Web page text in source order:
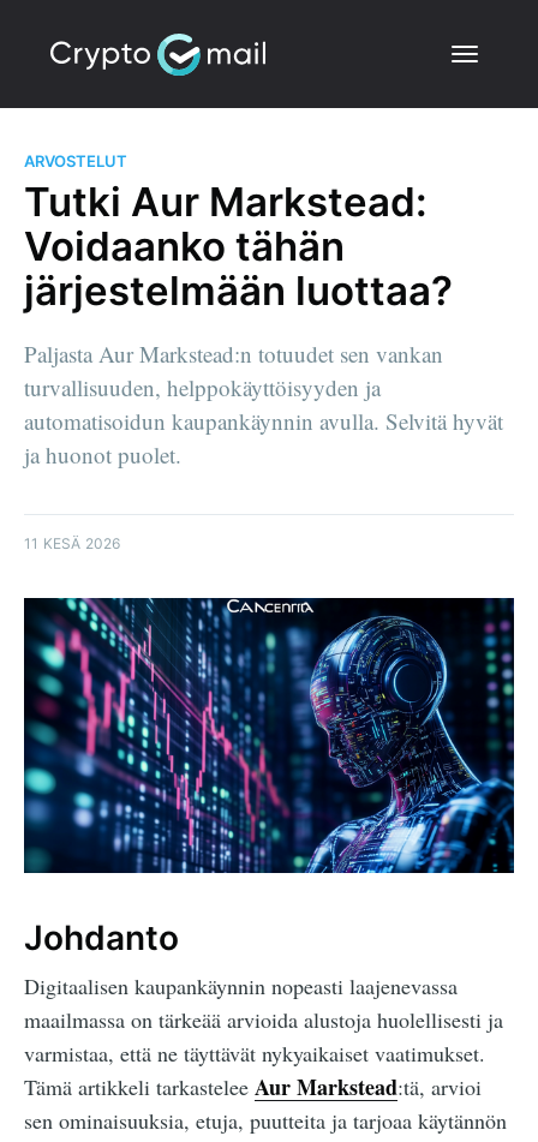
ARVOSTELUT
Tutki Aur Markstead:
Voidaanko tähän
järjestelmään luottaa?
Paljasta Aur Markstead:n totuudet sen vankan
turvallisuuden, helppokäyttöisyyden ja
automatisoidun kaupankäynnin avulla. Selvitä hyvät
ja huonot puolet.
11 KESÄ 2026
Johdanto
Digitaalisen kaupankäynnin nopeasti laajenevassa
maailmassa on tärkeää arvioida alustoja huolellisesti ja
varmistaa, että ne täyttävät nykyaikaiset vaatimukset.
Tämä artikkeli tarkastelee Aur Markstead:tä, arvioi
sen ominaisuuksia, etuja, puutteita ja tarjoaa käytännön